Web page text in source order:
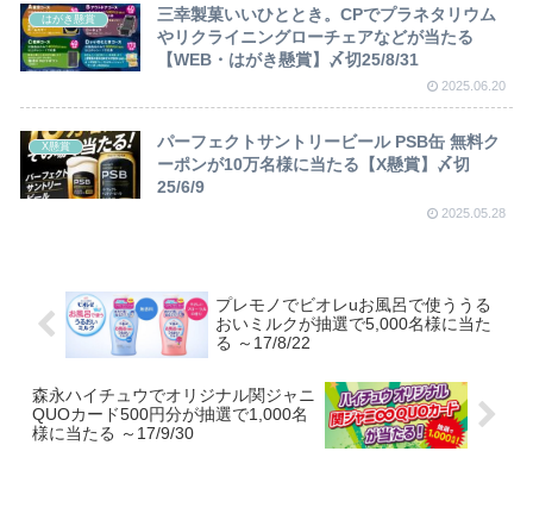
はがき懸賞
三幸製菓いいひととき。CPでプラネタリウム
やリクライニングローチェアなどが当たる
【WEB・はがき懸賞】〆切25/8/31
2025.06.20
X懸賞
パーフェクトサントリービール PSB缶 無料ク
ーポンが10万名様に当たる【X懸賞】〆切
25/6/9
2025.05.28
プレモノでビオレuお風呂で使ううる
おいミルクが抽選で5,000名様に当た
る ～17/8/22
森永ハイチュウでオリジナル関ジャニ
QUOカード500円分が抽選で1,000名
様に当たる ～17/9/30